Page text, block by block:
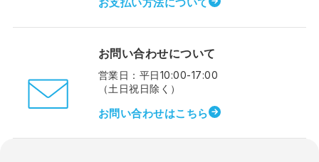
お問い合わせについて
営業日：平日10:00-17:00
（土日祝日除く）
お問い合わせはこちら